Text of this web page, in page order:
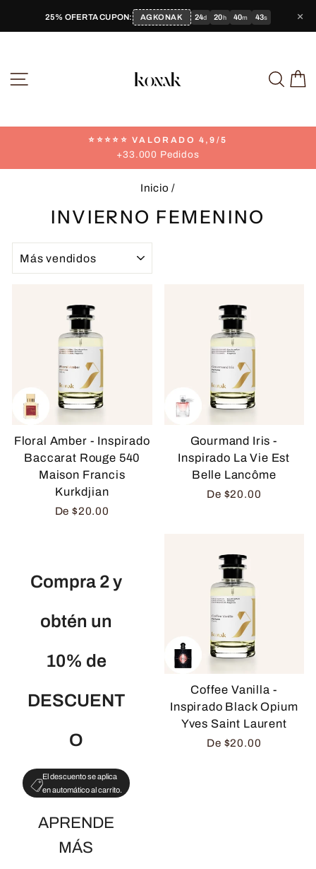
25% OFERTA CUPON: AGKONAK 24d 20h 40m 43s ×
diapositivas
⭐⭐⭐⭐⭐ VALORADO 4,9/5
+33.000 Pedidos
Inicio /
INVIERNO FEMENINO
Floral Amber - Inspirado
Baccarat Rouge 540
Maison Francis
Kurkdjian
De $20.00
Gourmand Iris -
Inspirado La Vie Est
Belle Lancôme
De $20.00
Compra 2 y
obtén un
10% de
DESCUENT
O
El descuento se aplica
en automático al carrito.
APRENDE
MÁS
Coffee Vanilla -
Inspirado Black Opium
Yves Saint Laurent
De $20.00